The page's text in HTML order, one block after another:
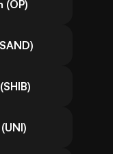
(OP)